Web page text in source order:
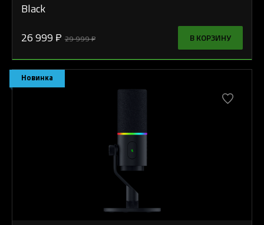
Black
26 999 ₽ 29 999 ₽ В КОРЗИНУ
Новинка